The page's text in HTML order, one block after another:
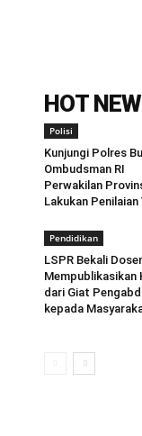
HOT
Polisi
Kunjungi Polres
Ombudsman RI
Perwakilan
Lakukan Penilaian
Pendidikan
LSPR Bekali
Mempublikasikan
dari Giat
kepada